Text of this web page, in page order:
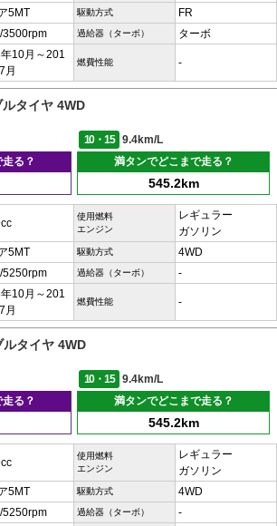
5MT 駆動方式 FR
3500rpm 過給器（ターボ） ターボ
10月～201
月
燃費性能 -
タイヤ 4WD
10・15
9.4km/L
る？
満タンでどこまで走る？
545.2km
使用燃料
エンジン
レギュラー
ガソリン
5MT 駆動方式 4WD
5250rpm 過給器（ターボ） -
10月～201
月
燃費性能 -
タイヤ 4WD
10・15
9.4km/L
る？
満タンでどこまで走る？
545.2km
使用燃料
エンジン
レギュラー
ガソリン
5MT 駆動方式 4WD
5250rpm 過給器（ターボ） -